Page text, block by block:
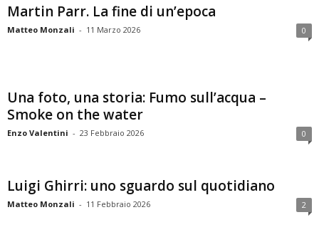
Martin Parr. La fine di un’epoca
Matteo Monzali - 11 Marzo 2026 0
Una foto, una storia: Fumo sull’acqua –
Smoke on the water
Enzo Valentini - 23 Febbraio 2026 0
Luigi Ghirri: uno sguardo sul quotidiano
Matteo Monzali - 11 Febbraio 2026 2